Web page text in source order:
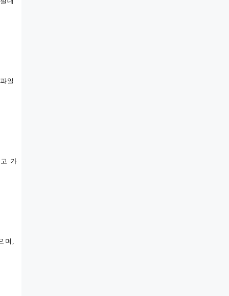
일
가
며,